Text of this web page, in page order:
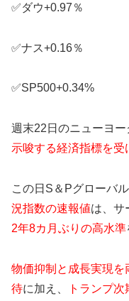
✅ダウ+0.97％
✅ナス+0.16％
✅SP500+0.34%
週末22日のニューヨー
示唆する経済指標を
この日S＆Pグローバ
況指数の速報値は、サ
2年8カ月ぶりの高水準
物価抑制と成長実現を
待に加え、 トランプ